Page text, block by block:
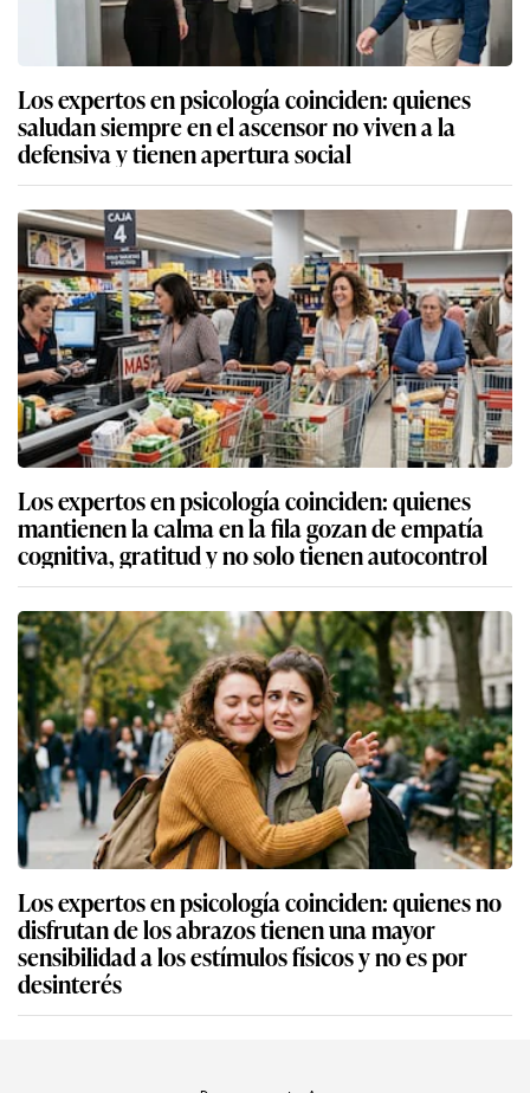
Los expertos en psicología coinciden: quienes
saludan siempre en el ascensor no viven a la
defensiva y tienen apertura social
Los expertos en psicología coinciden: quienes
mantienen la calma en la fila gozan de empatía
cognitiva, gratitud y no solo tienen autocontrol
Los expertos en psicología coinciden: quienes no
disfrutan de los abrazos tienen una mayor
sensibilidad a los estímulos físicos y no es por
desinterés